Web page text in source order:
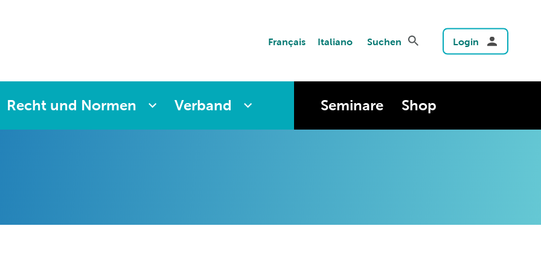
Français Italiano Suchen Login
Recht und Normen Verband Seminare Shop